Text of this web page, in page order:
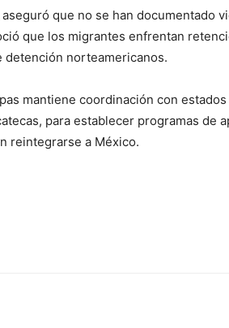
que no se han documentado
que los migrantes enfrentan
detención norteamericanos.
mantiene coordinación con
para establecer programas de
reintegrarse a México.